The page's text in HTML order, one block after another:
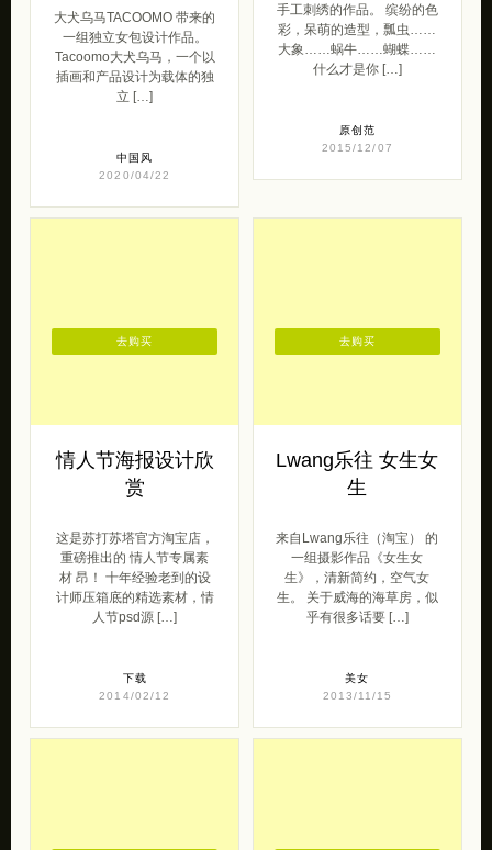
大犬乌马TACOOMO 带来的
一组独立女包设计作品。
Tacoomo大犬乌马，一个以
插画和产品设计为载体的独
立 […]
中国风
2020/04/22
手工刺绣的作品。 缤纷的色
彩，呆萌的造型，瓢虫……
大象……蜗牛……蝴蝶……
什么才是你 […]
原创范
2015/12/07
情人节海报设计欣
赏
这是苏打苏塔官方淘宝店，
重磅推出的 情人节专属素
材 昂！ 十年经验老到的设
计师压箱底的精选素材，情
人节psd源 […]
下载
2014/02/12
去购买
Lwang乐往 女生女
生
来自Lwang乐往（淘宝） 的
一组摄影作品《女生女
生》，清新简约，空气女
生。 关于威海的海草房，似
乎有很多话要 […]
美女
2013/11/15
去购买